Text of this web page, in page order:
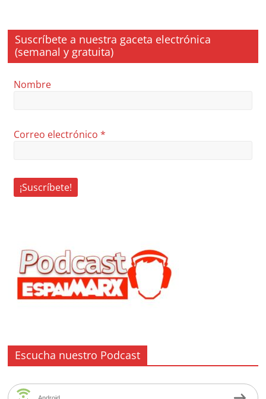
Suscríbete a nuestra gaceta electrónica
(semanal y gratuita)
Nombre
Correo electrónico*
Escucha nuestro Podcast